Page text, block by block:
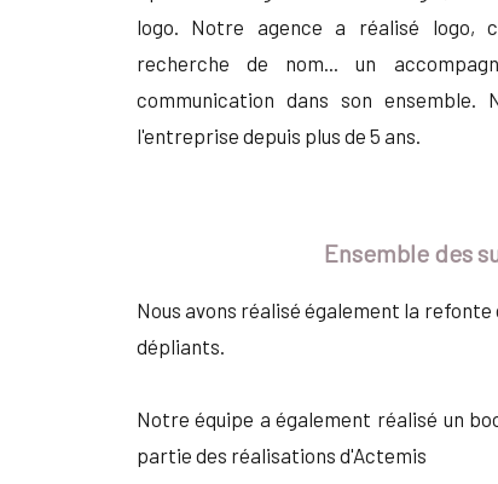
logo. Notre agence a réalisé logo,
recherche de nom... un
communication dans son ensemble.
l'entreprise depuis plus de 5 ans.
Ensemble des
Nous avons réalisé également la
dépliants.
Notre équipe a également réalisé un
partie des réalisations d'Actemis